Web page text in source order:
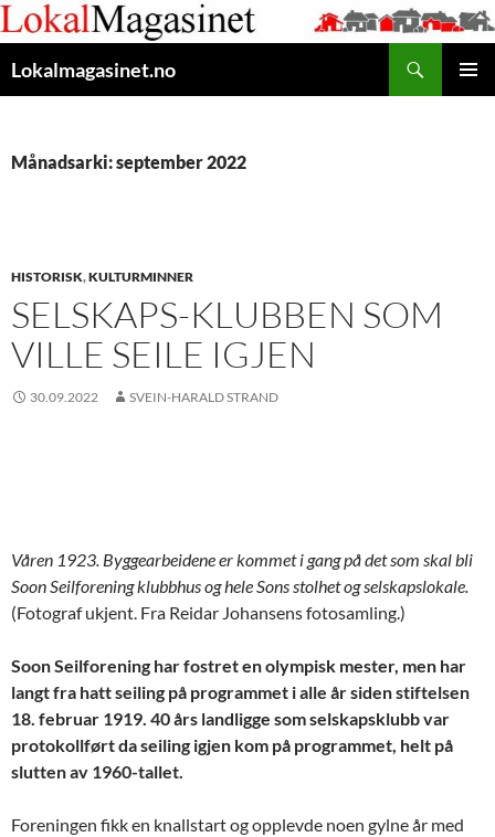
Gå
til
innhaldet
Lokalmagasinet.no
Månadsarki: september 2022
HISTORISK,KULTURMINNER
SELSKAPS-KLUBBEN SOM
VILLE SEILE IGJEN
30.09.2022 SVEIN-HARALD STRAND
Våren 1923. Byggearbeidene er kommet i gang på det som skal bli
Soon Seilforening klubbhus og hele Sons stolhet og selskapslokale.
(Fotograf ukjent. Fra Reidar Johansens fotosamling.)
Soon Seilforening har fostret en olympisk mester, men har
langt fra hatt seiling på programmet i alle år siden stiftelsen
18. februar 1919. 40 års landligge som selskapsklubb var
protokollført da seiling igjen kom på programmet, helt på
slutten av 1960-tallet.
Foreningen fikk en knallstart og opplevde noen gylne år med